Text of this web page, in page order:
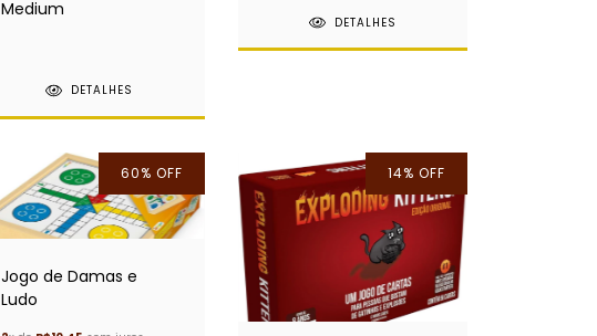
Medium
DETALHES
DETALHES
60% OFF
Jogo de Damas e
Ludo
14% OFF